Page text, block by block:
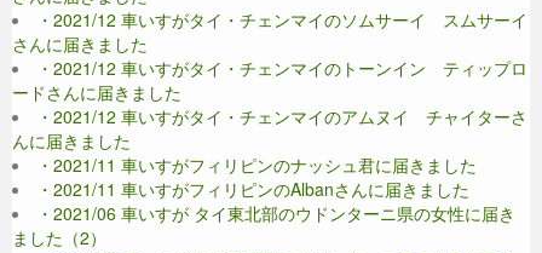
・2021/12 車いすがタイ・チェンマイのソムサーイ スムサーイ
さんに届きました
・2021/12 車いすがタイ・チェンマイのトーンイン ティップロ
ードさんに届きました
・2021/12 車いすがタイ・チェンマイのアムヌイ チャイターさ
んに届きました
・2021/11 車いすがフィリピンのナッシュ君に届きました
・2021/11 車いすがフィリピンのAlbanさんに届きました
・2021/06 車いすが タイ東北部のウドンターニ県の女性に届き
ました（2）